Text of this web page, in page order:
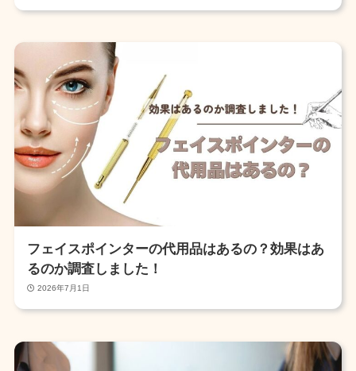
フェイスポインターの代用品はあるの？効果はあ
るのか調査しました！
2026年7月1日